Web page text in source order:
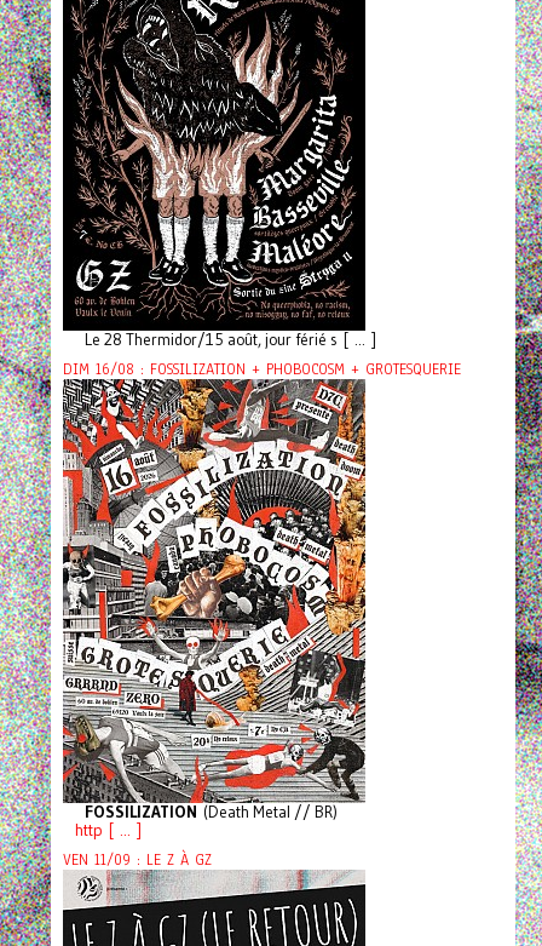
Le 28 Thermidor/15 août, jour férié s [ ... ]
DIM 16/08 : FOSSILIZATION + PHOBOCOSM + GROTESQUERIE
FOSSILIZATION (Death Metal // BR)
http [ ... ]
VEN 11/09 : LE Z À GZ